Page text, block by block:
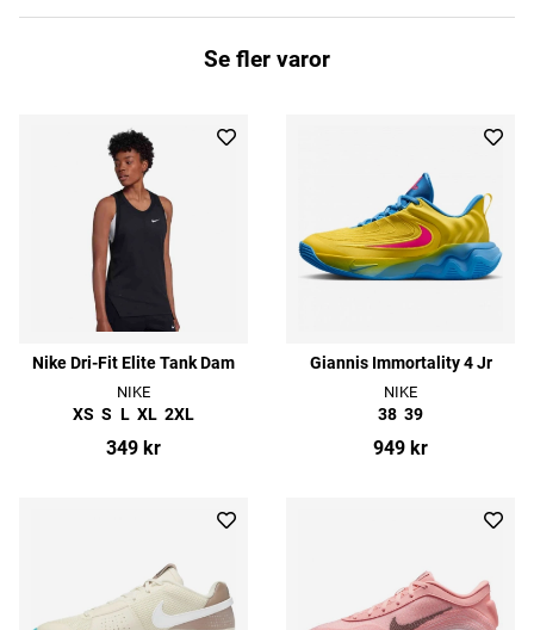
Se fler varor
Nike Dri-Fit Elite Tank Dam
NIKE
XS S L XL 2XL
349 kr
Giannis Immortality 4 Jr
NIKE
38 39
949 kr